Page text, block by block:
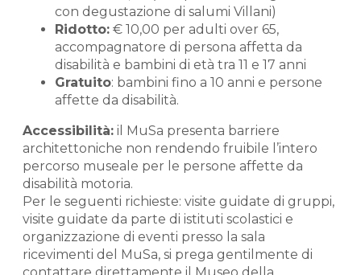
con degustazione di salumi Villani)
Ridotto: € 10,00 per adulti over 65,
accompagnatore di persona affetta da
disabilità e bambini di età tra 11 e 17 anni
Gratuito: bambini fino a 10 anni e persone
affette da disabilità.
Accessibilità: il MuSa presenta barriere
architettoniche non rendendo fruibile l’intero
percorso museale per le persone affette da
disabilità motoria.
Per le seguenti richieste: visite guidate di gruppi,
visite guidate da parte di istituti scolastici e
organizzazione di eventi presso la sala
ricevimenti del MuSa, si prega gentilmente di